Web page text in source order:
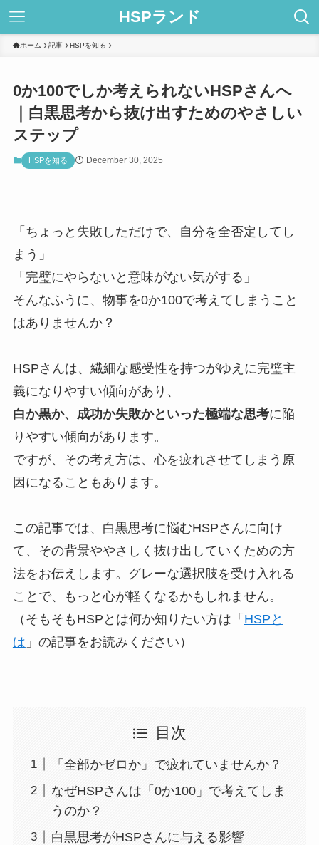
HSPランド
ホーム 記事 HSPを知る
0か100でしか考えられないHSPさんへ
｜白黒思考から抜け出すためのやさしい
ステップ
HSPを知る December 30, 2025
「ちょっと失敗しただけで、自分を全否定してし
まう」
「完璧にやらないと意味がない気がする」
そんなふうに、物事を0か100で考えてしまうこと
はありませんか？
HSPさんは、繊細な感受性を持つがゆえに完璧主
義になりやすい傾向があり、
白か黒か、成功か失敗かといった極端な思考に陥
りやすい傾向があります。
ですが、その考え方は、心を疲れさせてしまう原
因になることもあります。
この記事では、白黒思考に悩むHSPさんに向け
て、その背景ややさしく抜け出していくための方
法をお伝えします。グレーな選択肢を受け入れる
ことで、もっと心が軽くなるかもしれません。
（そもそもHSPとは何か知りたい方は「 HSPと
は 」の記事をお読みください）
目次
「全部かゼロか」で疲れていませんか？
なぜHSPさんは「0か100」で考えてしま
うのか？
白黒思考がHSPさんに与える影響